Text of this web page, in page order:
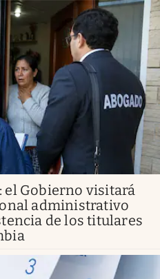
el Gobierno visitará
administrativo
de los titulares